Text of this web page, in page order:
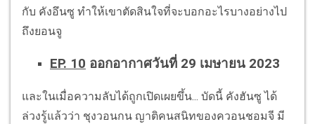
กับ คังอึนซู ทำให้เขาตัดสินใจที่จะบอกอะไรบางอย่างไป
ถึงยอนจู
EP. 10 ออกอากาศวันที่ 29 เมษายน 2023
และในเมื่อความลับได้ถูกเปิดเผยขึ้น... บัดนี้ คังฮันซู ได้
ล่วงรู้แล้วว่า ชุงวอนกน ญาติคนสนิทของควอนชอมจี มี